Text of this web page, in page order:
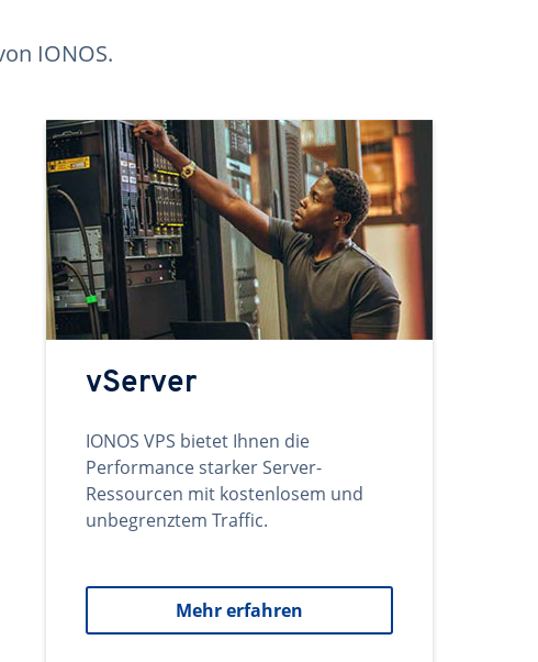
IONOS.
vServer
IONOS VPS bietet Ihnen die
Performance starker Server-
Ressourcen mit kostenlosem und
unbegrenztem Traffic.
Mehr erfahren